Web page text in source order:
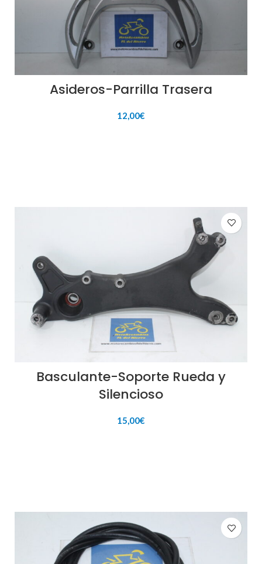
Asideros-Parrilla Trasera
12,00€
Basculante-Soporte Rueda y
Silencioso
15,00€